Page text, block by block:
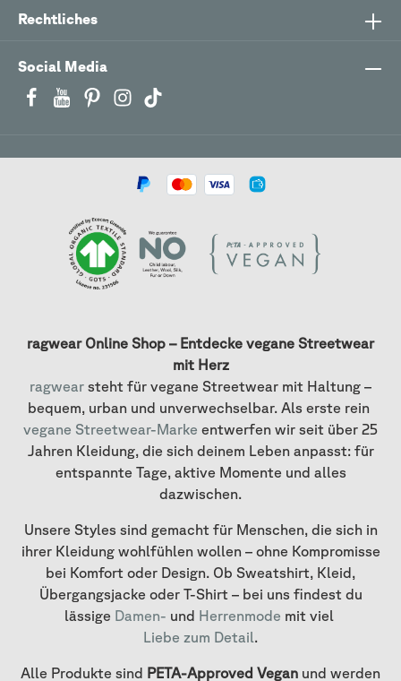
Social Media
Rechtliches
ragwear Online Shop – Entdecke vegane Streetwear
mit Herz
ragwear steht für vegane Streetwear mit Haltung –
bequem, urban und unverwechselbar. Als erste rein
vegane Streetwear-Marke entwerfen wir seit über 25
Jahren Kleidung, die sich deinem Leben anpasst: für
entspannte Tage, aktive Momente und alles
dazwischen.
Unsere Styles sind gemacht für Menschen, die sich in
ihrer Kleidung wohlfühlen wollen – ohne Kompromisse
bei Komfort oder Design. Ob Sweatshirt, Kleid,
Übergangsjacke oder T-Shirt – bei uns findest du
lässige Damen- und Herrenmode mit viel
Liebe zum Detail.
Alle Produkte sind PETA-Approved Vegan und werden